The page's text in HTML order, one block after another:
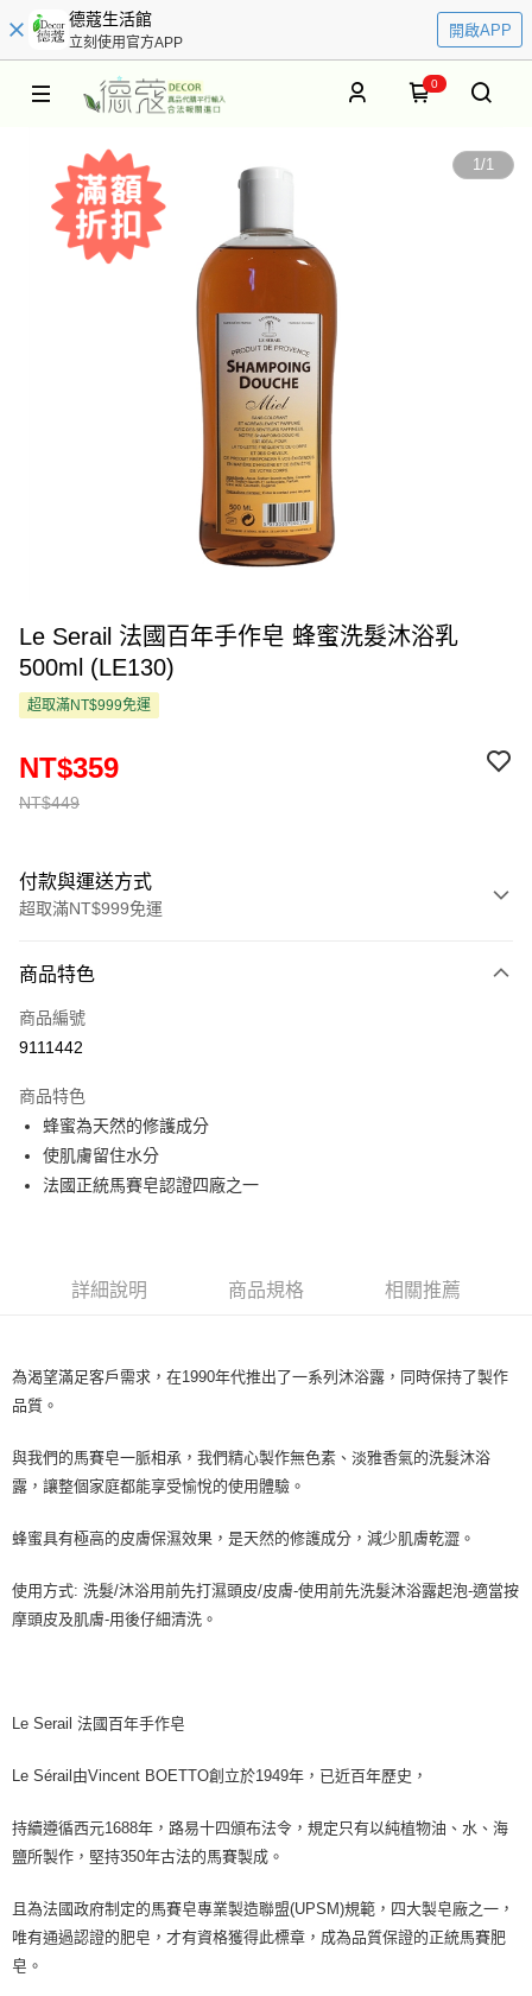
德蔻生活館
立刻使用官方APP
開啟APP
0
1/1
Le Serail 法國百年手作皂 蜂蜜洗髮沐浴乳
500ml (LE130)
超取滿NT$999免運
NT$449
NT$359
付款與運送方式
超取滿NT$999免運
信用卡一次付款
超商取貨付款
Apple Pay
街口支付
ATM付款
全家純取貨 (先付款
7-11取貨付款
7-11純取貨 (先付款
每筆NT$100，滿NT$999(含以上)免運費
離島宅配（澎湖、金門、馬祖、小琉球）
付款後門市自取
商品特色
商品編號
9111442
商品特色
蜂蜜為天然的修護成分
使肌膚留住水分
法國正統馬賽皂認證四廠之一
詳細說明 商品規格 相關推薦
為渴望滿足客戶需求，在1990年代推出了一系列沐浴露，同時保持了製作
品質。
與我們的馬賽皂一脈相承，我們精心製作無色素、淡雅香氣的洗髮沐浴
露，讓整個家庭都能享受愉悅的使用體驗。
蜂蜜具有極高的皮膚保濕效果，是天然的修護成分，減少肌膚乾澀。
使用方式: 洗髮/沐浴用前先打濕頭皮/皮膚-使用前先洗髮沐浴露起泡-適當按
摩頭皮及肌膚-用後仔細清洗。
Le Serail 法國百年手作皂
Le Sérail由Vincent BOETTO創立於1949年，已近百年歷史，
持續遵循西元1688年，路易十四頒布法令，規定只有以純植物油、水、海
鹽所製作，堅持350年古法的馬賽製成。
且為法國政府制定的馬賽皂專業製造聯盟(UPSM)規範，四大製皂廠之一，
唯有通過認證的肥皂，才有資格獲得此標章，成為品質保證的正統馬賽肥
皂。